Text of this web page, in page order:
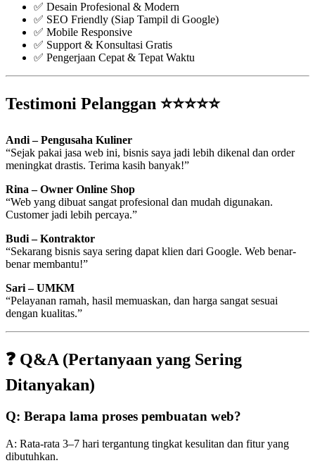
✅ Desain Profesional & Modern
✅ SEO Friendly (Siap Tampil di Google)
✅ Mobile Responsive
✅ Support & Konsultasi Gratis
✅ Pengerjaan Cepat & Tepat Waktu
Testimoni Pelanggan ⭐⭐⭐⭐⭐
Andi – Pengusaha Kuliner
“Sejak pakai jasa web ini, bisnis saya jadi lebih dikenal dan order
meningkat drastis. Terima kasih banyak!”
Rina – Owner Online Shop
“Web yang dibuat sangat profesional dan mudah digunakan.
Customer jadi lebih percaya.”
Budi – Kontraktor
“Sekarang bisnis saya sering dapat klien dari Google. Web benar-
benar membantu!”
Sari – UMKM
“Pelayanan ramah, hasil memuaskan, dan harga sangat sesuai
dengan kualitas.”
❓ Q&A (Pertanyaan yang Sering
Ditanyakan)
Q: Berapa lama proses pembuatan web?
A: Rata-rata 3–7 hari tergantung tingkat kesulitan dan fitur yang
dibutuhkan.